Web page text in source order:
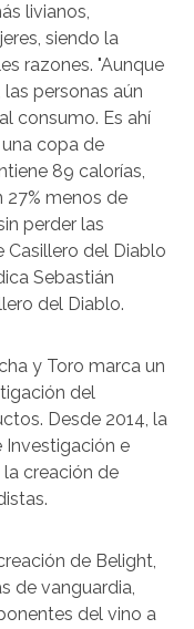
livianos,
siendo la
razones. "Aunque
personas aún
consumo. Es ahí
copa de
89 calorías,
menos de
perder las
Casillero del Diablo
Sebastián
del Diablo.
y Toro marca un
del
Desde 2014, la
Investigación e
la creación de
de Belight,
de vanguardia,
del vino a